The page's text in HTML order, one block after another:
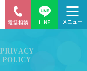
電話相談 LINE
PRIVACY
POLICY